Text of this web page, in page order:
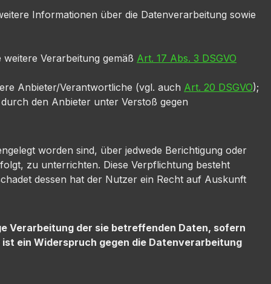
Informationen über die Datenverarbeitung sowie
Verarbeitung gemäß Art. 17 Abs. 3 DSGVO
Anbieter/Verantwortliche (vgl. auch Art. 20 DSGVO);
den Anbieter unter Verstoß gegen
worden sind, über jedwede Berichtigung oder
zu unterrichten. Diese Verpflichtung besteht
dessen hat der Nutzer ein Recht auf Auskunft
Verarbeitung der sie betreffenden Daten, sofern
ein Widerspruch gegen die Datenverarbeitung